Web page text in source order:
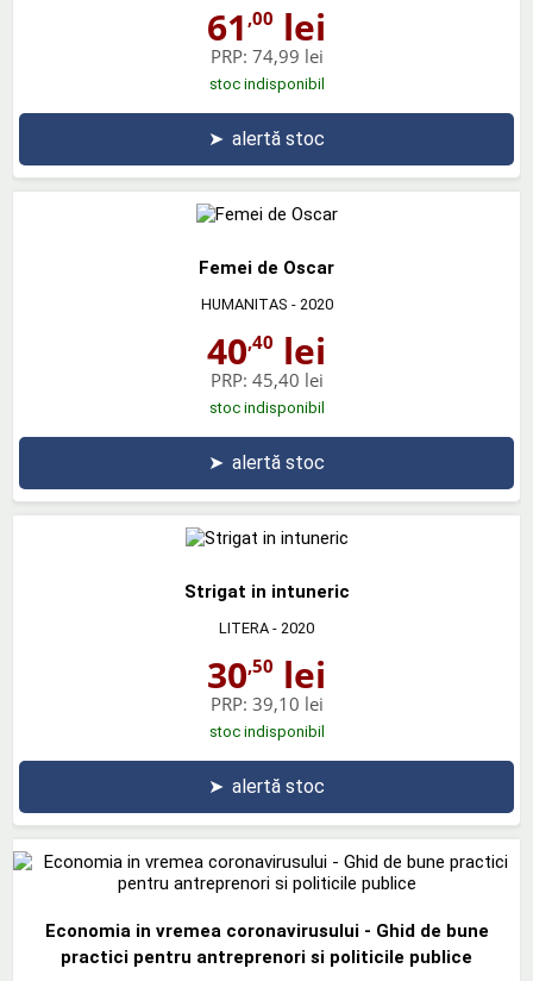
61 ,00 lei
PRP: 74,99 lei
stoc indisponibil
➤ alertă stoc
Femei de Oscar
HUMANITAS - 2020
40,40 lei
PRP: 45,40 lei
stoc indisponibil
➤ alertă stoc
Strigat in intuneric
LITERA - 2020
30,50 lei
PRP: 39,10 lei
stoc indisponibil
➤ alertă stoc
Economia in vremea coronavirusului - Ghid de bune
practici pentru antreprenori si politicile publice